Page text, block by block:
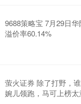
9688策略宝 7月29日
溢价率60.14%
萤火证券 除了打野，
婉儿领跑，马可上榜太